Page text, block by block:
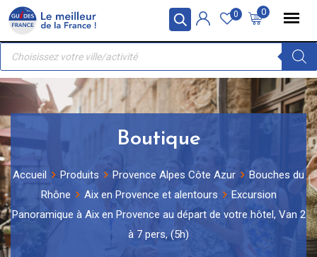
Panneau de gestion des cookies
Skip
content
0
0
Recherche
produits
Boutique
Accueil Produits Provence Alpes Côte Azur
Bouches du
Rhône
Aix en Provence et alentours
Excursion
Panoramique à Aix en Provence au départ de votre hôtel, Van 2
à 7 pers, (5h)